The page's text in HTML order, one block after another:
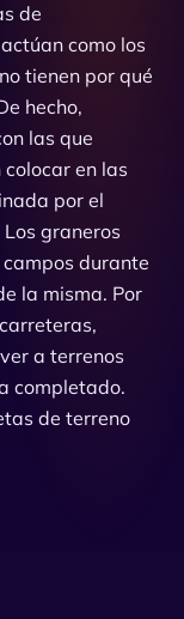
de
como los
tienen por qué
hecho,
las que
en las
por el
graneros
durante
la misma. Por
a terrenos
completado.
de terreno